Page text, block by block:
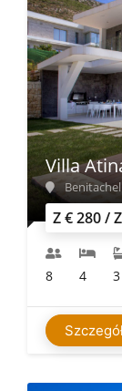
Z € 280 /
Villa
8 4 3